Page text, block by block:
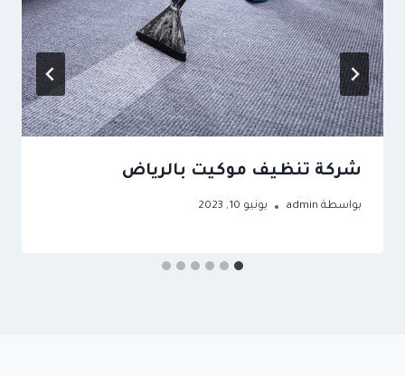
شركة تنظيف موكيت بالرياض
بواسطة admin يونيو 10, 2023